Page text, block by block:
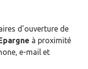
d’ouverture de
à proximité
e-mail et